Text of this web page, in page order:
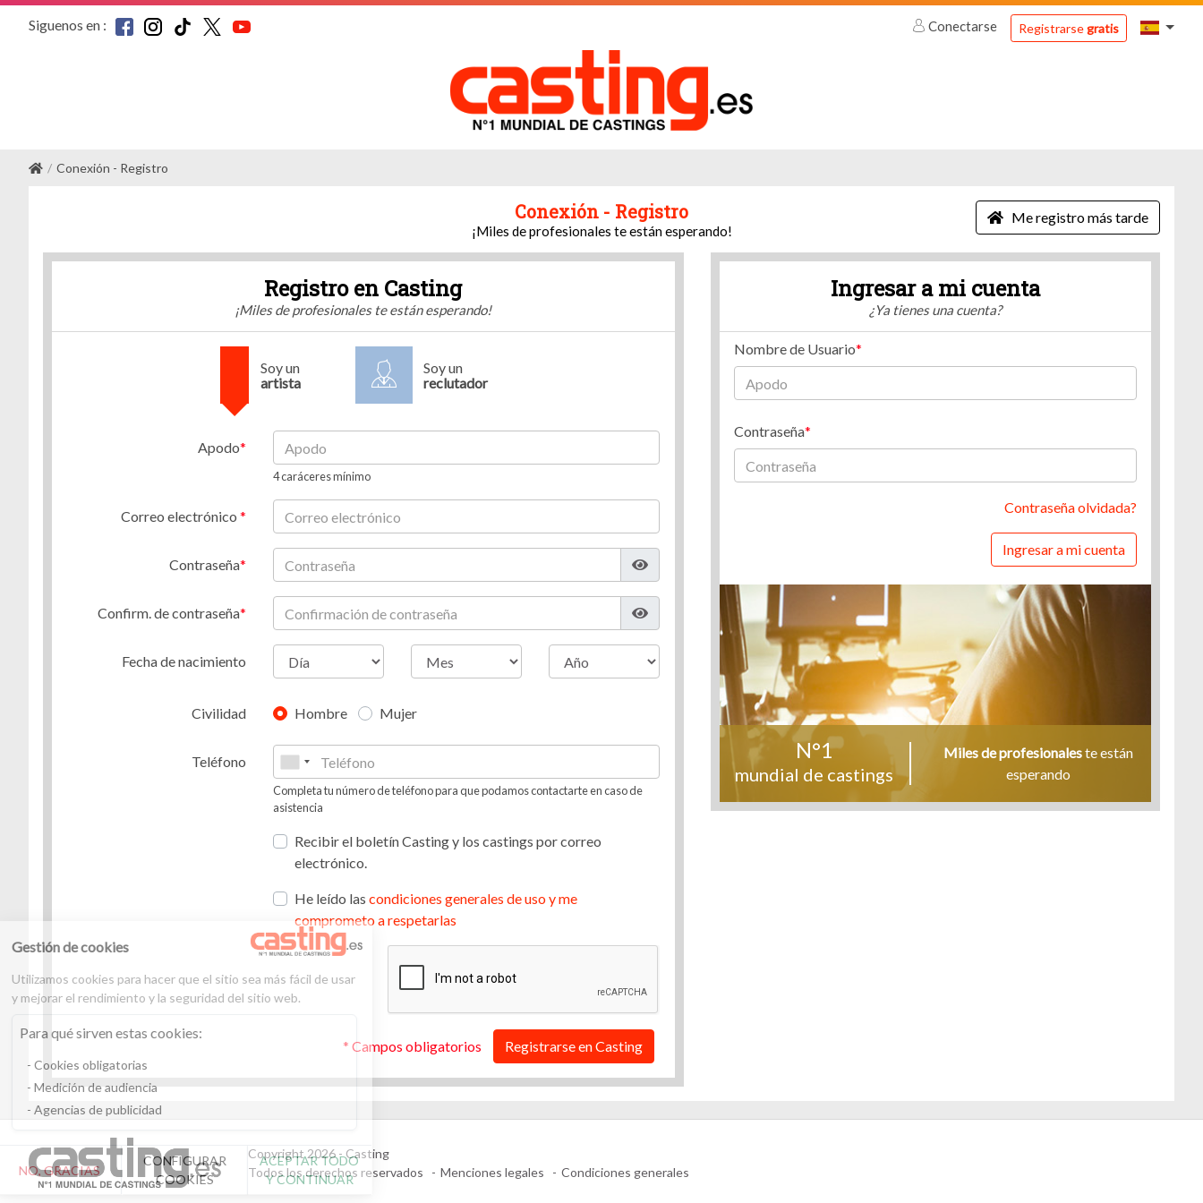
Siguenos en : Conectarse Registrarsegratis
Conexión - Registro
Conexión - Registro
¡Miles de profesionales te están esperando!
Me registro más tarde
Registro en Casting
¡Miles de profesionales te están esperando!
Soy un
artista
Soy un
reclutador
Apodo
4 caráceres mínimo
Correo electrónico
Contraseña
Confirm. de contraseña
Fecha de nacimiento
Civilidad Hombre Mujer
Teléfono
Completa tu número de teléfono para que podamos contactarte en caso de
asistencia
Recibir el boletín Casting y los castings por correo
electrónico.
He leído lascondiciones generales de uso y me
comprometo a respetarlas
* Campos obligatorios Registrarse en Casting
Ingresar a mi cuenta
¿Ya tienes una cuenta?
Nombre de Usuario
Contraseña
Contraseña olvidada?
Ingresar a mi cuenta
N°1
mundial de castings
Miles de profesionaleste están
esperando
Copyright 2026 - Casting
Todos los derechos reservados
Menciones legales Condiciones generales
Gestión de cookies
Utilizamos cookies para hacer que el sitio sea más fácil de usar
y mejorar el rendimiento y la seguridad del sitio web.
Para qué sirven estas cookies:
Cookies obligatorias
Medición de audiencia
Agencias de publicidad
NO, GRACIAS
CONFIGURAR
COOKIES
ACEPTAR TODO
Y CONTINUAR